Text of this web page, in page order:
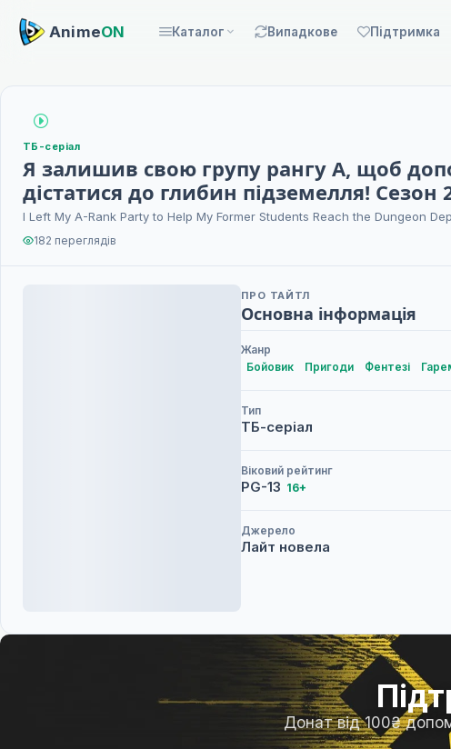
AnimeON Каталог Випадкове Підтримка
ТБ-серіал
Я залишив свою групу рангу A, щоб
дістатися до глибин підземелля! Сезон
I Left My A-Rank Party to Help My Former Students Reach the Dungeon
182 переглядів
ПРО ТАЙТЛ
Основна інформація
Жанр
Бойовик
Пригоди Фентезі
Тип
ТБ-серіал
Віковий рейтинг
PG-13 16+
Джерело
Лайт новела
Донат від 100₴